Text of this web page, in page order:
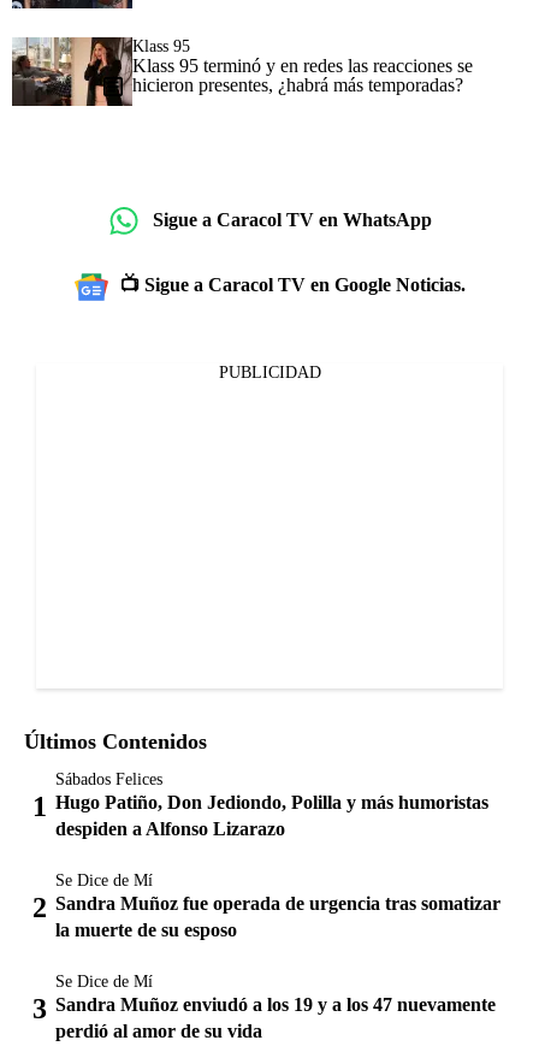
Klass 95
Klass 95 terminó y en redes las reacciones se
hicieron presentes, ¿habrá más temporadas?
Sigue a Caracol TV en WhatsApp
📺 Sigue a Caracol TV en Google Noticias.
PUBLICIDAD
Últimos Contenidos
Sábados Felices
Hugo Patiño, Don Jediondo, Polilla y más humoristas
despiden a Alfonso Lizarazo
Se Dice de Mí
Sandra Muñoz fue operada de urgencia tras somatizar
la muerte de su esposo
Se Dice de Mí
Sandra Muñoz enviudó a los 19 y a los 47 nuevamente
perdió al amor de su vida